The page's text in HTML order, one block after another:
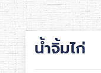
น้ำจิ้มไก่